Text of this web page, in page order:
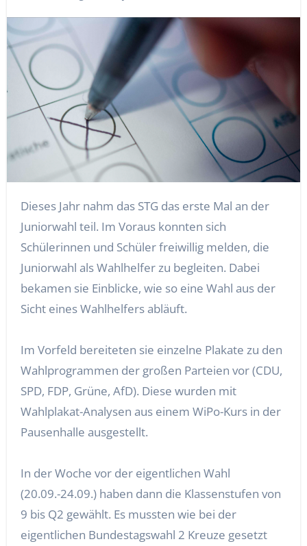
Dieses Jahr nahm das STG das erste Mal an der
Juniorwahl teil. Im Voraus konnten sich
Schülerinnen und Schüler freiwillig melden, die
Juniorwahl als Wahlhelfer zu begleiten. Dabei
bekamen sie Einblicke, wie so eine Wahl aus der
Sicht eines Wahlhelfers abläuft.
Im Vorfeld bereiteten sie einzelne Plakate zu den
Wahlprogrammen der großen Parteien vor (CDU,
SPD, FDP, Grüne, AfD). Diese wurden mit
Wahlplakat-Analysen aus einem WiPo-Kurs in der
Pausenhalle ausgestellt.
In der Woche vor der eigentlichen Wahl
(20.09.-24.09.) haben dann die Klassenstufen von
9 bis Q2 gewählt. Es mussten wie bei der
eigentlichen Bundestagswahl 2 Kreuze gesetzt